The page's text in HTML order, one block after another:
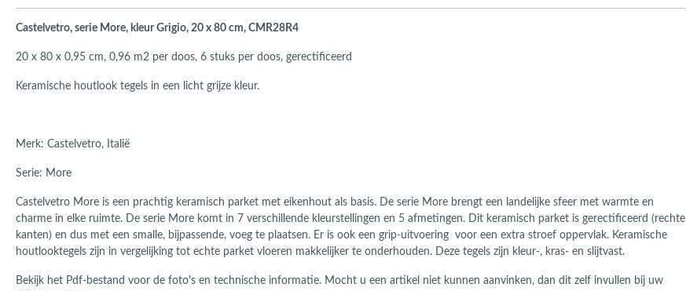
Castelvetro, serie More, kleur Grigio, 20 x 80 cm, CMR28R4
20 x 80 x 0,95 cm, 0,96 m2 per doos, 6 stuks per doos, gerectificeerd
Keramische houtlook tegels in een licht grijze kleur.
Merk: Castelvetro, Italië
Serie: More
Castelvetro More is een prachtig keramisch parket met eikenhout als basis. De serie More brengt een landelijke sfeer met warmte en
charme in elke ruimte. De serie More komt in 7 verschillende kleurstellingen en 5 afmetingen. Dit keramisch parket is gerectificeerd (rechte
kanten) en dus met een smalle, bijpassende, voeg te plaatsen. Er is ook een grip-uitvoering voor een extra stroef oppervlak. Keramische
houtlooktegels zijn in vergelijking tot echte parket vloeren makkelijker te onderhouden. Deze tegels zijn kleur-, kras- en slijtvast.
Bekijk het Pdf-bestand voor de foto's en technische informatie. Mocht u een artikel niet kunnen aanvinken, dan dit zelf invullen bij uw